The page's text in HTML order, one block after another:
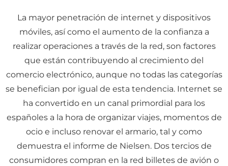
La mayor penetración de internet y dispositivos
móviles, así como el aumento de la confianza a
realizar operaciones a través de la red, son factores
que están contribuyendo al crecimiento del
comercio electrónico, aunque no todas las categorías
se benefician por igual de esta tendencia. Internet se
ha convertido en un canal primordial para los
españoles a la hora de organizar viajes, momentos de
ocio e incluso renovar el armario, tal y como
demuestra el informe de Nielsen. Dos tercios de
consumidores compran en la red billetes de avión o